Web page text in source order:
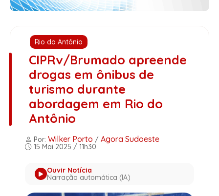
Rio do Antônio
CIPRv/Brumado apreende
drogas em ônibus de
turismo durante
abordagem em Rio do
Antônio
Por: Wilker Porto / Agora Sudoeste
15 Mai 2025 / 11h30
Ouvir Notícia
Narração automática (IA)